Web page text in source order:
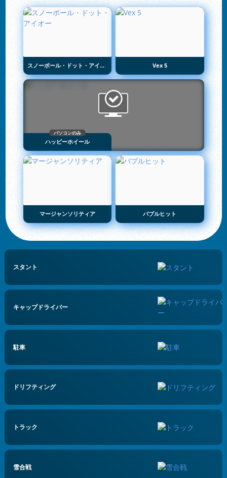
スノーボール・ドット・アイオー Vex 5
パソコンのみ
ハッピーホイール
マージャンソリティア バブルヒット
スタント
キャップドライバー
駐車
ドリフティング
トラック
雪合戦